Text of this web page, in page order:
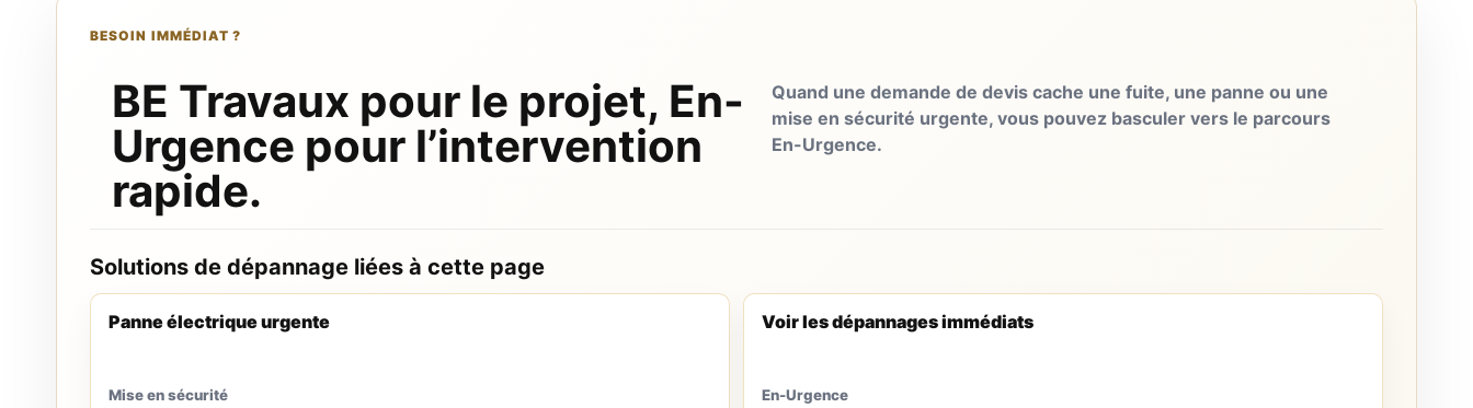
BESOIN IMMÉDIAT ?
BE Travaux pour le projet, En-
Urgence pour l’intervention
rapide.
Quand une demande de devis cache une fuite, une panne ou une
mise en sécurité urgente, vous pouvez basculer vers le parcours
En-Urgence.
Solutions de dépannage liées à cette page
Panne électrique urgente
Mise en sécurité
Voir les dépannages immédiats
En-Urgence